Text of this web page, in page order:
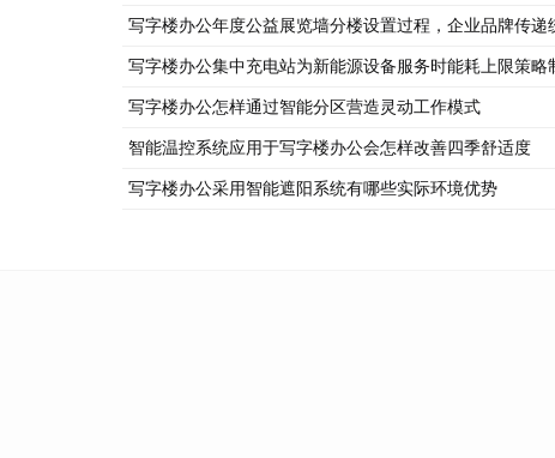
写字楼办公年度公益展览墙分楼设置过程，企业品牌传递
写字楼办公集中充电站为新能源设备服务时能耗上限策
写字楼办公怎样通过智能分区营造灵动工作模式
智能温控系统应用于写字楼办公会怎样改善四季舒适度
写字楼办公采用智能遮阳系统有哪些实际环境优势